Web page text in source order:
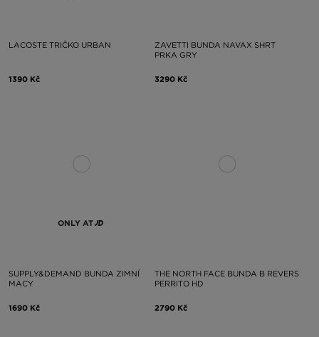
LACOSTE TRIČKO URBAN
1390 Kč
ZAVETTI BUNDA NAVAX SHRT
PRKA GRY
3290 Kč
ONLY AT
SUPPLY&DEMAND BUNDA ZIMNÍ
MACY
1690 Kč
THE NORTH FACE BUNDA B REVERS
PERRITO HD
2790 Kč